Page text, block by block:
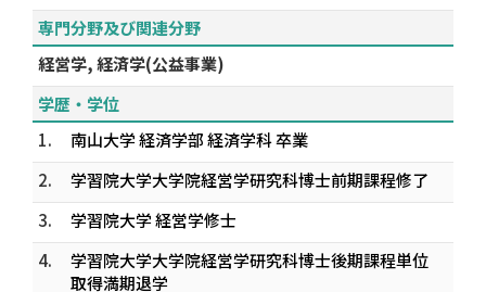
専門分野及び関連分野
経営学, 経済学(公益事業)
学歴・学位
1.
南山大学 経済学部 経済学科 卒業
2.
学習院大学大学院経営学研究科博士前期課程修了
3.
学習院大学 経営学修士
4.
学習院大学大学院経営学研究科博士後期課程単位
取得満期退学